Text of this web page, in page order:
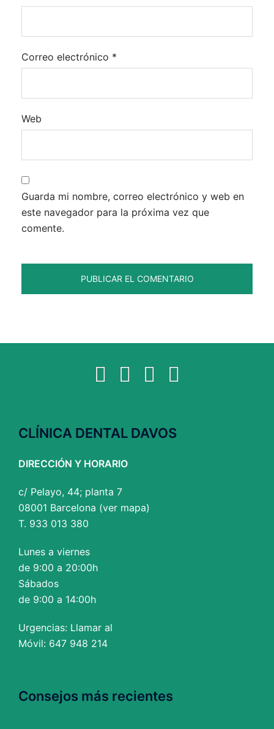
Correo electrónico *
Web
Guarda mi nombre, correo electrónico y web en
este navegador para la próxima vez que
comente.
Facebook
Twitter YouTube
CLÍNICA DENTAL DAVOS
DIRECCIÓN Y HORARIO
c/ Pelayo, 44; planta 7
08001 Barcelona (ver mapa)
T. 933 013 380
Lunes a viernes
de 9:00 a 20:00h
Sábados
de 9:00 a 14:00h
Urgencias: Llamar al
Móvil: 647 948 214
Consejos más recientes